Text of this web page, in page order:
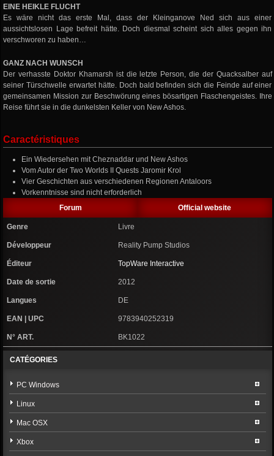
EINE HEIKLE FLUCHT
Es wäre nicht das erste Mal, dass der Kleinganove Ned sich aus einer
aussichtslosen Lage befreit hätte. Doch diesmal scheint sich alles gegen ihn
verschworen zu haben…
GANZ NACH WUNSCH
Der verhasste Doktor Khamarsh ist die letzte Person, die der Quacksalber auf
seiner Türschwelle erwartet hätte. Doch bald befinden sich die Feinde auf einer
gemeinsamen Mission zur Beschwörung eines bösartigen Flaschengeistes. Ihre
Reise führt sie in die dunkelsten Keller von New Ashos.
Caractéristiques
Ein Wiedersehen mit Cheznaddar und New Ashos
Vom Autor der Two Worlds II Quests Jaromir Krol
Vier Geschichten aus verschiedenen Regionen Antaloors
Vorkenntnisse sind nicht erforderlich
Forum
Official website
Genre Livre
Développeur Reality Pump Studios
Éditeur TopWare Interactive
Date de sortie 2012
Langues DE
EAN | UPC 9783940252319
N° ART. BK1022
CATÉGORIES
PC Windows
Linux
Mac OSX
Xbox